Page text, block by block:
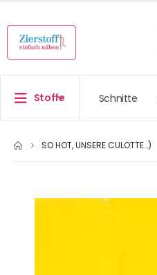
Stoffe Schnitte
SO HOT, UNSERE CULOTTE…)